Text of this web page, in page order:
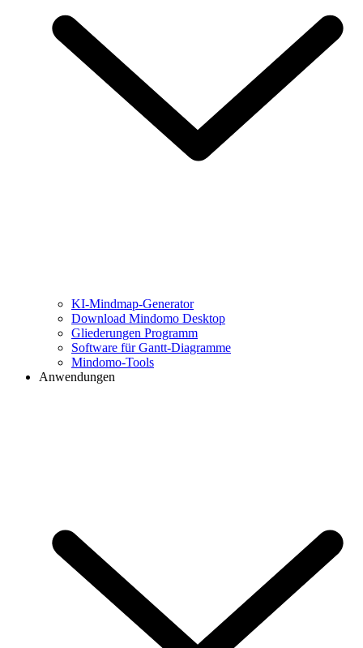
KI-Mindmap-Generator
Download Mindomo Desktop
Gliederungen Programm
Software für Gantt-Diagramme
Mindomo-Tools
Anwendungen